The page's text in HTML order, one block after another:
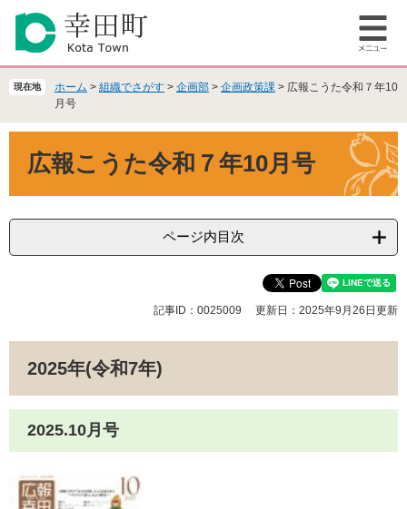
の
で
ー
ば
文
へ
メ
ー
現在地 ホーム > 組織でさがす > 企画部 > 企画政策課 > 広報こうた令和７年10
月号
広報こうた令和７年10月号
ページ内目次
記事ID：0025009 更新日：2025年9月26日更新
2025年(令和7年)
2025.10月号